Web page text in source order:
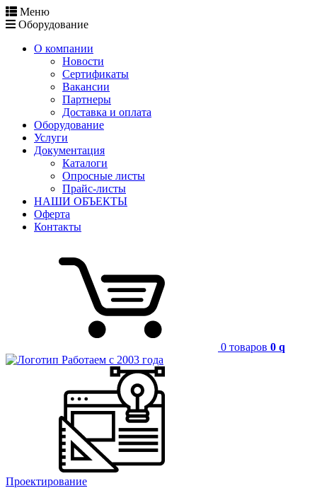
Меню
Оборудование
О компании
Новости
Сертификаты
Вакансии
Партнеры
Доставка и оплата
Оборудование
Услуги
Документация
Каталоги
Опросные листы
Прайс-листы
НАШИ ОБЪЕКТЫ
Оферта
Контакты
0 товаров 0 q
Работаем с 2003 года
Проектирование